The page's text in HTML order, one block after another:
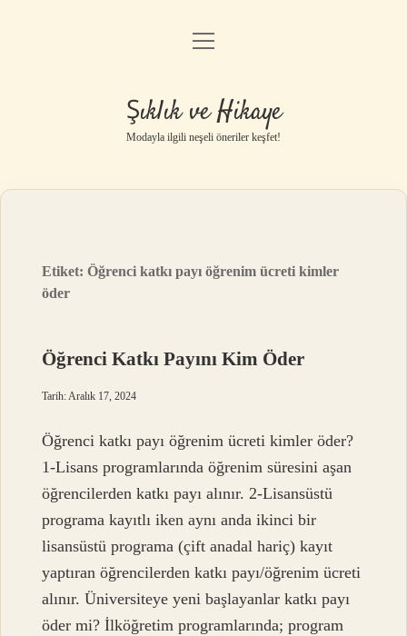
Gizlilik Politikası
Yasal Uyarı
menüyü
Şıklık ve Hikaye
Modayla ilgili neşeli öneriler keşfet!
Etiket:Öğrenci katkı payı öğrenim ücreti kimler
öder
Öğrenci Katkı Payını Kim Öder
Tarih: Aralık 17, 2024
Öğrenci katkı payı öğrenim ücreti kimler öder?
1-Lisans programlarında öğrenim süresini aşan
öğrencilerden katkı payı alınır. 2-Lisansüstü
programa kayıtlı iken aynı anda ikinci bir
lisansüstü programa (çift anadal hariç) kayıt
yaptıran öğrencilerden katkı payı/öğrenim ücreti
alınır. Üniversiteye yeni başlayanlar katkı payı
öder mi? İlköğretim programlarında; program